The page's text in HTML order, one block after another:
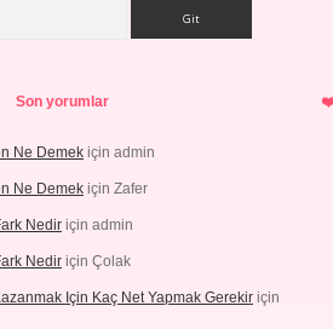
Son yorumlar
Ne Demek için admin
Ne Demek için Zafer
Nedir için admin
Nedir için Çolak
Için Kaç Net Yapmak Gerekir için